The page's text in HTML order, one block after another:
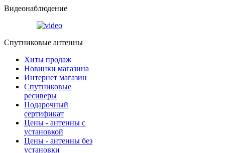
Видеонаблюдение
Спутниковые антенны
Хиты продаж
Новинки магазина
Интернет магазин
Спутниковые
ресиверы
Подарочный
сертификат
Цены - антенны с
установкой
Цены - антенны без
установки